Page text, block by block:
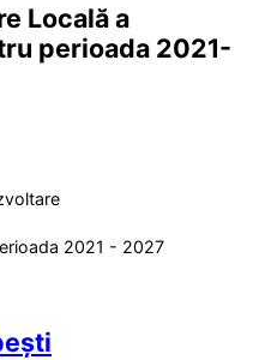
Locală a
perioada 2021-
2021 - 2027